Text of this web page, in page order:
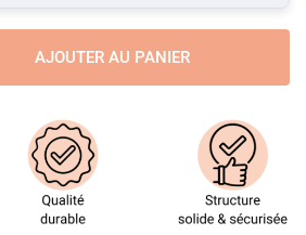
AJOUTER AU PANIER